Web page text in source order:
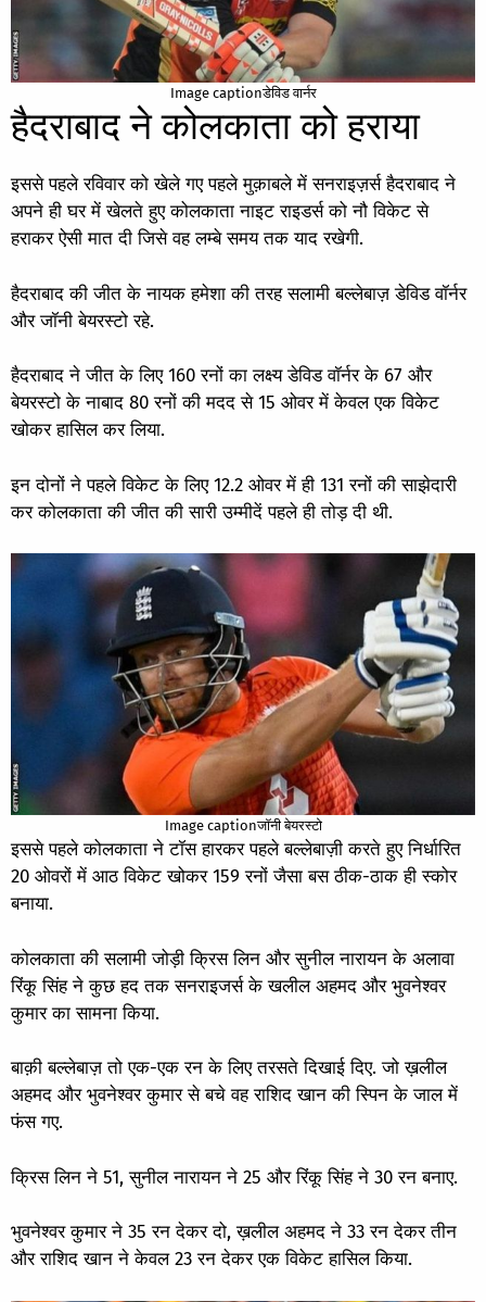
Image captionडेविड वार्नर
हैदराबाद ने कोलकाता को हराया
इससे पहले रविवार को खेले गए पहले मुक़ाबले में सनराइज़र्स हैदराबाद ने
अपने ही घर में खेलते हुए कोलकाता नाइट राइडर्स को नौ विकेट से
हराकर ऐसी मात दी जिसे वह लम्बे समय तक याद रखेगी.
हैदराबाद की जीत के नायक हमेशा की तरह सलामी बल्लेबाज़ डेविड वॉर्नर
और जॉनी बेयरस्टो रहे.
हैदराबाद ने जीत के लिए 160 रनों का लक्ष्य डेविड वॉर्नर के 67 और
बेयरस्टो के नाबाद 80 रनों की मदद से 15 ओवर में केवल एक विकेट
खोकर हासिल कर लिया.
इन दोनों ने पहले विकेट के लिए 12.2 ओवर में ही 131 रनों की साझेदारी
कर कोलकाता की जीत की सारी उम्मीदें पहले ही तोड़ दी थी.
Image captionजॉनी बेयरस्टो
इससे पहले कोलकाता ने टॉस हारकर पहले बल्लेबाज़ी करते हुए निर्धारित
20 ओवरों में आठ विकेट खोकर 159 रनों जैसा बस ठीक-ठाक ही स्कोर
बनाया.
कोलकाता की सलामी जोड़ी क्रिस लिन और सुनील नारायन के अलावा
रिंकू सिंह ने कुछ हद तक सनराइजर्स के खलील अहमद और भुवनेश्वर
कुमार का सामना किया.
बाक़ी बल्लेबाज़ तो एक-एक रन के लिए तरसते दिखाई दिए. जो ख़लील
अहमद और भुवनेश्वर कुमार से बचे वह राशिद खान की स्पिन के जाल में
फंस गए.
क्रिस लिन ने 51, सुनील नारायन ने 25 और रिंकू सिंह ने 30 रन बनाए.
भुवनेश्वर कुमार ने 35 रन देकर दो, ख़लील अहमद ने 33 रन देकर तीन
और राशिद खान ने केवल 23 रन देकर एक विकेट हासिल किया.